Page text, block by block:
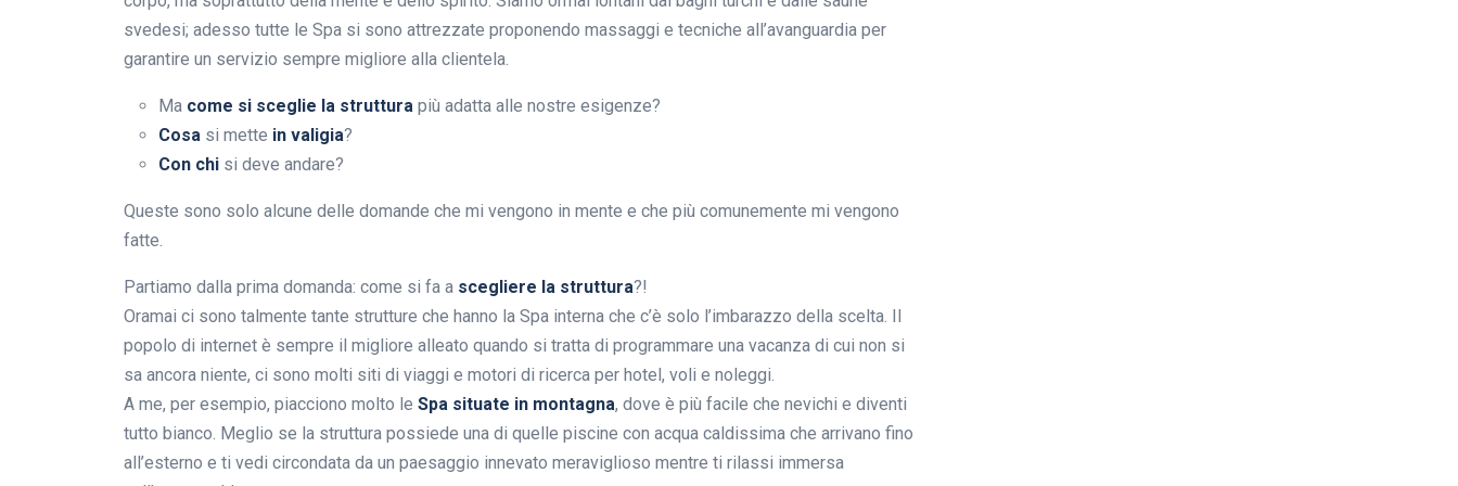
svedesi; adesso tutte le Spa si sono attrezzate proponendo massaggi e tecniche all’avanguardia per
garantire un servizio sempre migliore alla clientela.
Ma come si sceglie la struttura più adatta alle nostre esigenze?
Cosa si mette in valigia?
Con chi si deve andare?
Queste sono solo alcune delle domande che mi vengono in mente e che più comunemente mi vengono
fatte.
Partiamo dalla prima domanda: come si fa a scegliere la struttura?!
Oramai ci sono talmente tante strutture che hanno la Spa interna che c’è solo l’imbarazzo della scelta. Il
popolo di internet è sempre il migliore alleato quando si tratta di programmare una vacanza di cui non si
sa ancora niente, ci sono molti siti di viaggi e motori di ricerca per hotel, voli e noleggi.
A me, per esempio, piacciono molto le Spa situate in montagna, dove è più facile che nevichi e diventi
tutto bianco. Meglio se la struttura possiede una di quelle piscine con acqua caldissima che arrivano fino
all’esterno e ti vedi circondata da un paesaggio innevato meraviglioso mentre ti rilassi immersa